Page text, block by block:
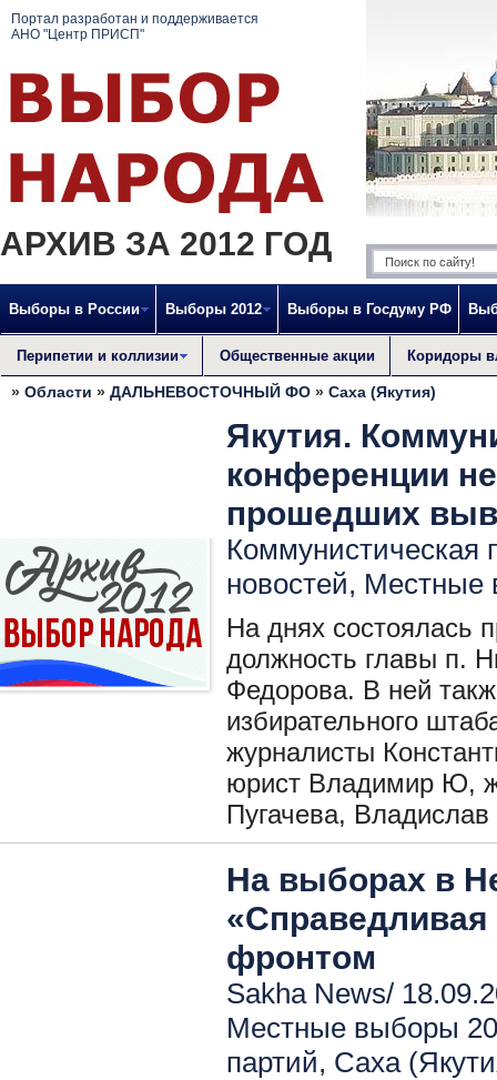
Портал разработан и поддерживается
АНО "Центр ПРИСП"
АРХИВ ЗА 2012 ГОД
Выборы в России Выборы 2012 Выборы в Госдуму РФ
Перипетии и коллизии Общественные акции Коридоры
» Области » ДАЛЬНЕВОСТОЧНЫЙ ФО » Саха (Якутия)
Якутия.
конференции
прошедших
Коммунистическая
новостей, Местные
На днях состоялась
должность главы п.
Федорова. В ней
избирательного
журналисты
юрист Владимир Ю,
Пугачева,
На выборах в
фронтом
Sakha News/
Местные выборы
партий, Саха